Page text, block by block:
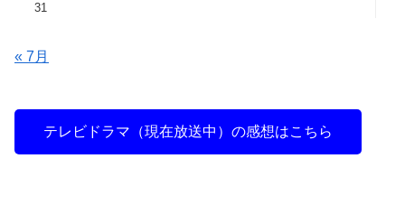
31
« 7月
テレビドラマ（現在放送中）の感想はこちら